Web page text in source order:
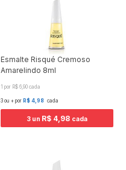
Esmalte Risqué Cremoso
Amarelindo 8ml
1 por R$ 6,90 cada
3 ou + por R$ 4,98 cada
3 un R$ 4,98 cada